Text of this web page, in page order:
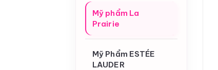
Mỹ phẩm La
Prairie
Mỹ Phẩm ESTÉE
LAUDER